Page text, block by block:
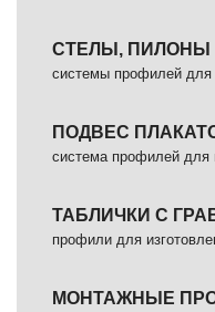
СТЕЛЫ, ПИЛОНЫ
системы профилей для
ПОДВЕС
система профилей для
ТАБЛИЧКИ С
профили для
МОНТАЖНЫЕ